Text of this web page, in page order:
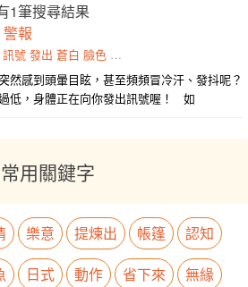
1筆搜尋結果
報
訊號 發出 蒼白 臉色 嚇壞
然感到頭暈目眩，甚至頻頻冒冷汗、發抖呢？
低，身體正在向你發出訊號喔！ 如
常用關鍵字
樂意 提煉出 帳篷
認知
日式 動作 省下來
無緣